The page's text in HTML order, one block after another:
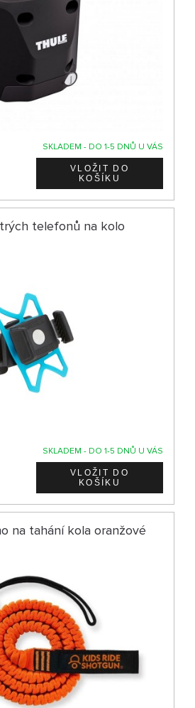
SKLADEM - DO 1-5 DNŮ U VÁS
telefonů na kolo
SKLADEM - DO 1-5 DNŮ U VÁS
na tahání kola oranžové